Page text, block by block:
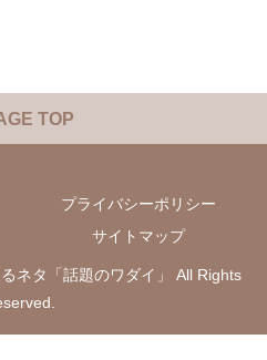
TOP
プライバシーポリシー
サイトマップ
ネタ「話題のワダイ」 All Rights